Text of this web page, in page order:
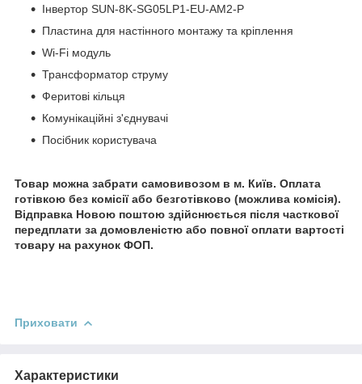
Інвертор SUN-8K-SG05LP1-EU-AM2-P
Пластина для настінного монтажу та кріплення
Wi-Fi модуль
Трансформатор струму
Феритові кільця
Комунікаційні з'єднувачі
Посібник користувача
Товар можна забрати самовивозом в м. Київ. Оплата
готівкою без комісії або безготівково (можлива комісія).
Відправка Новою поштою здійснюється після часткової
передплати за домовленістю або повної оплати вартості
товару на рахунок ФОП.
Приховати
Характеристики